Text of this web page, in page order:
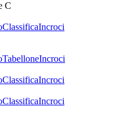
C
ClassificaIncroci
TabelloneIncroci
ClassificaIncroci
ClassificaIncroci